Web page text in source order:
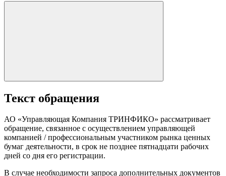
Текст обращения
АО «Управляющая Компания ТРИНФИКО» рассматривает
обращение, связанное с осуществлением управляющей
компанией / профессиональным участником рынка ценных
бумаг деятельности, в срок не позднее пятнадцати рабочих
дней со дня его регистрации.
В случае необходимости запроса дополнительных документов